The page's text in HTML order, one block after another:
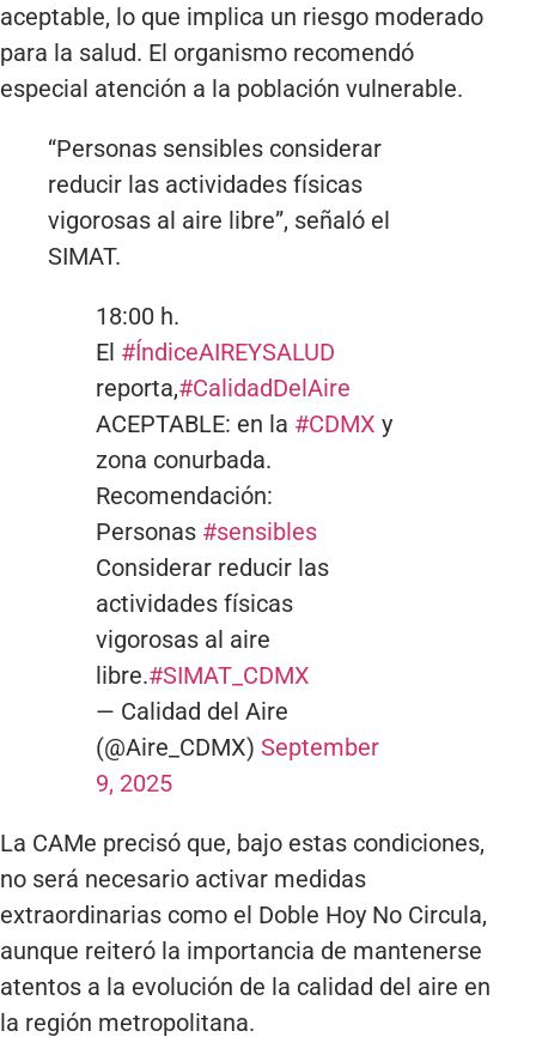
aceptable, lo que implica un riesgo moderado
para la salud. El organismo recomendó
especial atención a la población vulnerable.
“Personas sensibles considerar
reducir las actividades físicas
vigorosas al aire libre”, señaló el
SIMAT.
18:00 h.
El #ÍndiceAIREYSALUD
reporta,#CalidadDelAire
ACEPTABLE: en la #CDMX y
zona conurbada.
Recomendación:
Personas #sensibles
Considerar reducir las
actividades físicas
vigorosas al aire
libre.#SIMAT_CDMX
— Calidad del Aire
(@Aire_CDMX) September
9, 2025
La CAMe precisó que, bajo estas condiciones,
no será necesario activar medidas
extraordinarias como el Doble Hoy No Circula,
aunque reiteró la importancia de mantenerse
atentos a la evolución de la calidad del aire en
la región metropolitana.